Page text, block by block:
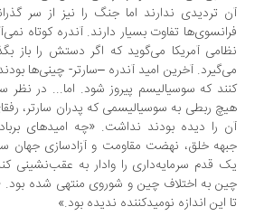
تردیدی ندارند اما جنگ را نیز از سر گذرانده و
تفاوت بسیار دارند. آندره کوتاه نمی‌آید و
آمریکا می‌گوید که اگر دستش را باز بگذارند
آخرین امید آندره –سارتر- چینی‌ها بودند.
که سوسیالیسم پیروز شود. اما... در نظر سارتر
ربطی به سوسیالیسمی که پدران سارتر، رفقای
را دیده بودند نداشت. «چه امیدهای
خلق، نهضت مقاومت و آزادسازی جهان سوم
قدم سرمایه‌داری را وادار به عقب‌نشینی کند و از
به اختلاف چین و شوروی منتهی شده بود. «نه،
این اندازه نومیدکننده ندیده بود.»